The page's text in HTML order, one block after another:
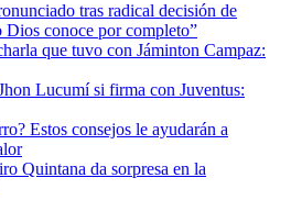
tras radical decisión de
Dios conoce por completo”
que tuvo con Jáminton Campaz:
Lucumí si firma con Juventus:
Estos consejos le ayudarán a
Quintana da sorpresa en la